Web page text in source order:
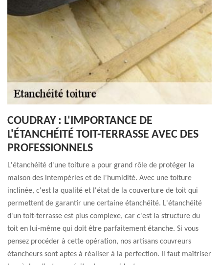
COUDRAY : L'IMPORTANCE DE
L'ÉTANCHÉITÉ TOIT-TERRASSE AVEC DES
PROFESSIONNELS
L'étanchéité d'une toiture a pour grand rôle de protéger la
maison des intempéries et de l'humidité. Avec une toiture
inclinée, c'est la qualité et l'état de la couverture de toit qui
permettent de garantir une certaine étanchéité. L'étanchéité
d'un toit-terrasse est plus complexe, car c'est la structure du
toit en lui-même qui doit être parfaitement étanche. Si vous
pensez procéder à cette opération, nos artisans couvreurs
étancheurs sont aptes à réaliser à la perfection. Il faut maîtriser